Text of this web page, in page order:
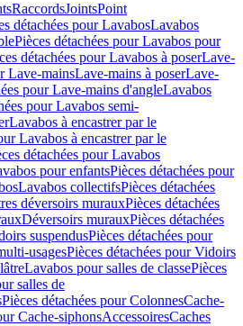
RaccordsJointsPoint
détachées pour LavabosLavabos
Pièces détachées pour Lavabos pour
détachées pour Lavabos à poserLave-
Lave-mainsLave-mains à poserLave-
pour Lave-mains d'angleLavabos
pour Lavabos semi-
Lavabos à encastrer par le
Lavabos à encastrer par le
détachées pour Lavabos
pour enfantsPièces détachées pour
Lavabos collectifsPièces détachées
déversoirs murauxPièces détachées
Déversoirs murauxPièces détachées
suspendusPièces détachées pour
usagesPièces détachées pour Vidoirs
Lavabos pour salles de classePièces
salles de
Pièces détachées pour ColonnesCache-
Cache-siphonsAccessoiresCaches